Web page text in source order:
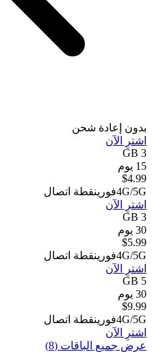
بدون إعادة شحن
اشترِ الآن
3 GB
15 يوم
$4.99
4G/5Gفورينقطة اتصال
اشترِ الآن
3 GB
30 يوم
$5.99
4G/5Gفورينقطة اتصال
اشترِ الآن
5 GB
30 يوم
$9.99
4G/5Gفورينقطة اتصال
اشترِ الآن
عرض جميع الباقات (8)